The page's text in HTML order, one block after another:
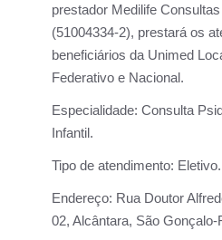
prestador Medilife
(51004334-2), prestará os
beneficiários da Unimed
Federativo e Nacional.
Especialidade: Consulta
Infantil.
Tipo de atendimento: Eletivo.
Endereço: Rua Doutor
02, Alcântara, São Gonçalo-